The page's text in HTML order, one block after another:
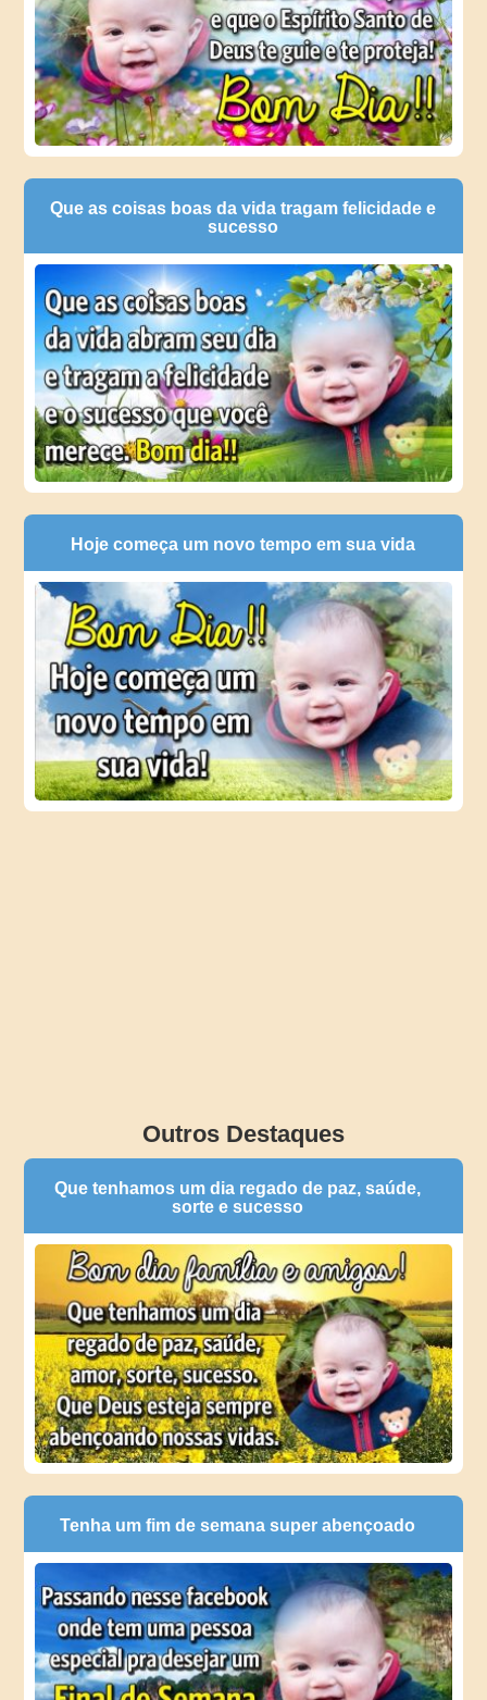
Que as coisas boas da vida tragam felicidade e
sucesso
Hoje começa um novo tempo em sua vida
Outros Destaques
Que tenhamos um dia regado de paz, saúde,
sorte e sucesso
Tenha um fim de semana super abençoado